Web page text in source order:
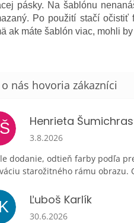
pásky. Na šablónu
Po použití stačí
ak máte šablón viac, mohli
Henrieta
Hodnotenie obchodu je 5
3.8.2026
dodanie, odtieň farby podľa
starožitného rámu obrazu.
Ľuboš Karlík
Hodnotenie obchodu je 5
30.6.2026